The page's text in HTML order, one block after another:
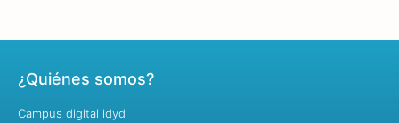
¿Quiénes somos?
Campus digital idyd